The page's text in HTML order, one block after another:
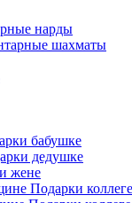
нарды
шахматы
бабушке
дедушке
жене
Подарки